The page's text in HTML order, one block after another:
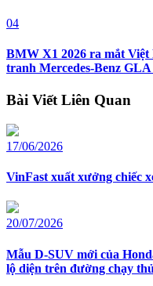
04
BMW X1 2026 ra mắt Việt
tranh Mercedes-Benz
Bài Viết Liên Quan
17/06/2026
VinFast xuất xưởng chiếc
20/07/2026
Mẫu D-SUV mới của
lộ diện trên đường chạy